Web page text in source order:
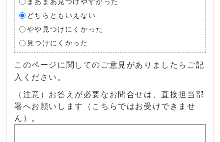
まあまあ見つけやすかった
どちらともいえない
やや見つけにくかった
見つけにくかった
このページに関してのご意見がありましたらご記
入ください。
（注意）お答えが必要なお問合せは、直接担当部
署へお願いします（こちらではお受けできませ
ん）。